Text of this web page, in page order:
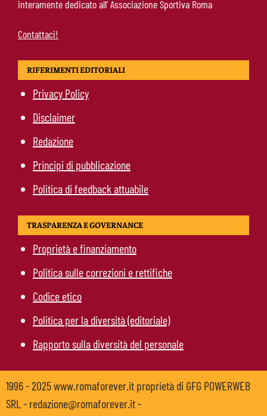
interamente dedicato all’ Associazione Sportiva Roma
Contattaci!
RIFERIMENTI EDITORIALI
Privacy Policy
Disclaimer
Redazione
Principi di pubblicazione
Politica di feedback attuabile
TRASPARENZA E GOVERNANCE
Proprietà e finanziamento
Politica sulle correzioni e rettifiche
Codice etico
Politica per la diversità (editoriale)
Rapporto sulla diversità del personale
1996 - 2025 www.romaforever.it proprietà di GFG POWERWEB
SRL - redazione@romaforever.it -